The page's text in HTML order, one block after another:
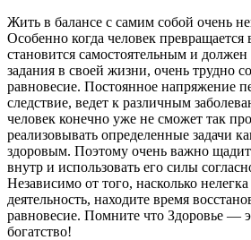
Жить в балансе с самим собой очень
Особенно когда человек превращается
становится самостоятельным и
задания в своей жизни, очень трудно
равновесие. Постоянное напряжение
следствие, ведет к различным
человек конечно уже не сможет так
реализовывать определенные задачи
здоровым. Поэтому очень важно
внутр и использовать его силы
Независимо от того, насколько
деятельность, находите время
равновесие. Помните что Здоровье —
богатство!